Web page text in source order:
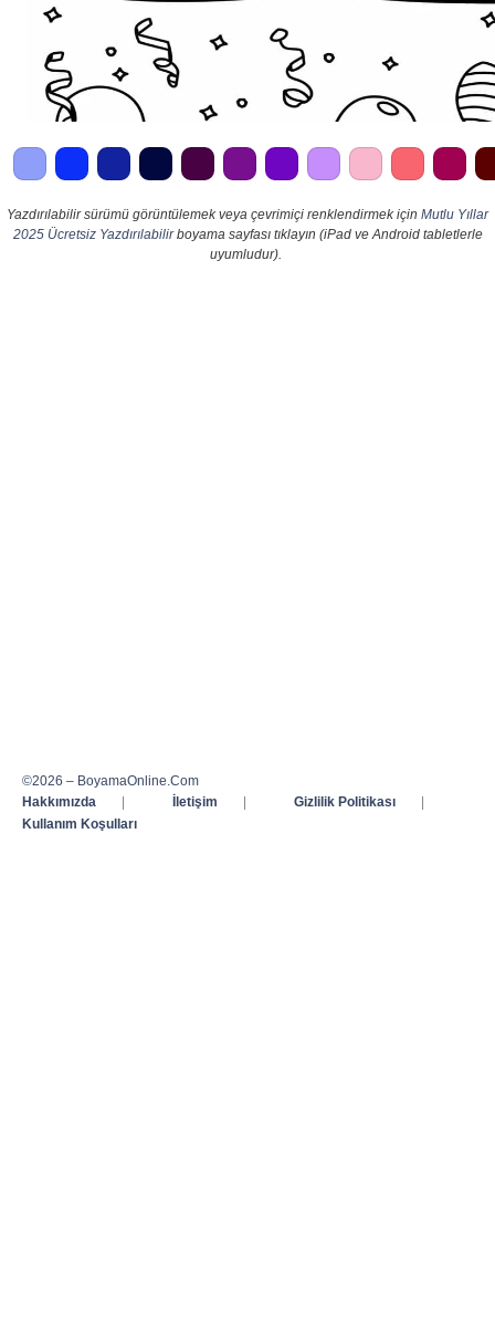
Yazdırılabilir sürümü görüntülemek veya çevrimiçi renklendirmek için Mutlu Yıllar
2025 Ücretsiz Yazdırılabilirboyama sayfası tıklayın (iPad ve Android tabletlerle
uyumludur).
©2026 – BoyamaOnline.Com
Hakkımızda
| İletişim | Gizlilik Politikası
|
Kullanım Koşulları